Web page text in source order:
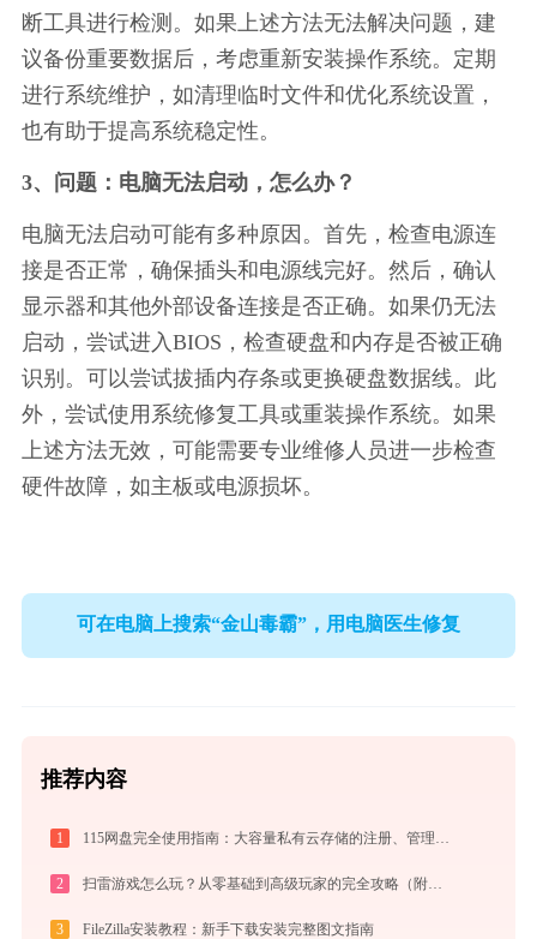
断工具进行检测。如果上述方法无法解决问题，建
议备份重要数据后，考虑重新安装操作系统。定期
进行系统维护，如清理临时文件和优化系统设置，
也有助于提高系统稳定性。
3、问题：电脑无法启动，怎么办？
电脑无法启动可能有多种原因。首先，检查电源连
接是否正常，确保插头和电源线完好。然后，确认
显示器和其他外部设备连接是否正确。如果仍无法
启动，尝试进入BIOS，检查硬盘和内存是否被正确
识别。可以尝试拔插内存条或更换硬盘数据线。此
外，尝试使用系统修复工具或重装操作系统。如果
上述方法无效，可能需要专业维修人员进一步检查
硬件故障，如主板或电源损坏。
可在电脑上搜索“金山毒霸”，用电脑医生修复
推荐内容
1
2 扫雷游戏怎么玩？从零基础到高级玩家的完全攻略（附必胜技巧）
3 FileZilla安装教程：新手下载安装完整图文指南